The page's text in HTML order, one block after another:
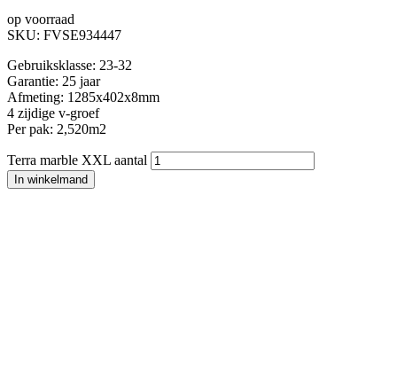
op voorraad
SKU: FVSE934447
Gebruiksklasse: 23-32
Garantie: 25 jaar
Afmeting: 1285x402x8mm
4 zijdige v-groef
Per pak: 2,520m2
Terra marble XXL aantal
In winkelmand